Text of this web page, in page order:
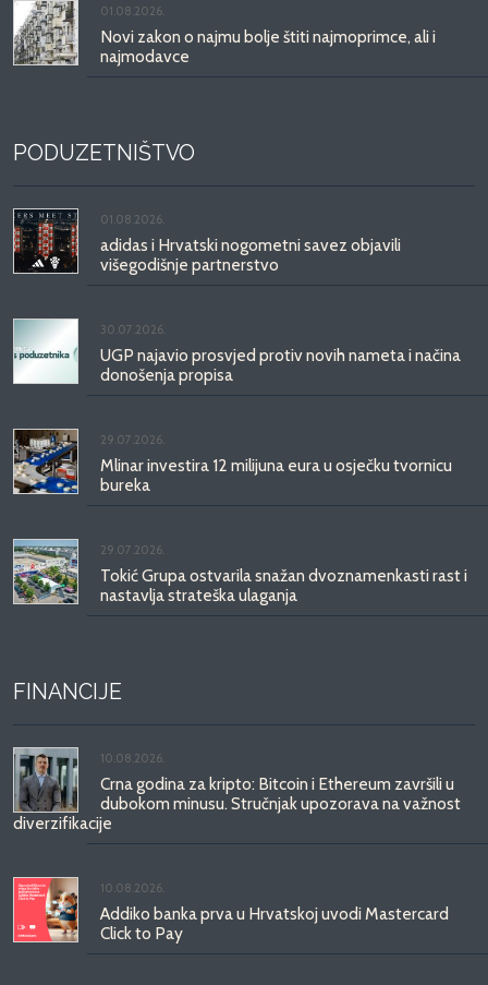
01.08.2026.
Novi zakon o najmu bolje štiti najmoprimce, ali i
najmodavce
PODUZETNIŠTVO
01.08.2026.
adidas i Hrvatski nogometni savez objavili
višegodišnje partnerstvo
30.07.2026.
UGP najavio prosvjed protiv novih nameta i načina
donošenja propisa
29.07.2026.
Mlinar investira 12 milijuna eura u osječku tvornicu
bureka
29.07.2026.
Tokić Grupa ostvarila snažan dvoznamenkasti rast i
nastavlja strateška ulaganja
FINANCIJE
10.08.2026.
Crna godina za kripto: Bitcoin i Ethereum završili u
dubokom minusu. Stručnjak upozorava na važnost
diverzifikacije
10.08.2026.
Addiko banka prva u Hrvatskoj uvodi Mastercard
Click to Pay